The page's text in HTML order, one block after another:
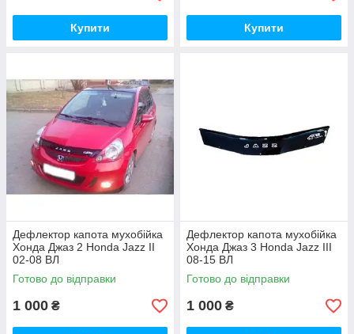
Купити Купити
Дефлектор капота мухобійка
Хонда Джаз 2 Honda Jazz II
02-08 ВЛ
Готово до відправки
1 000 ₴
Дефлектор капота мухобійка
Хонда Джаз 3 Honda Jazz III
08-15 ВЛ
Готово до відправки
1 000 ₴